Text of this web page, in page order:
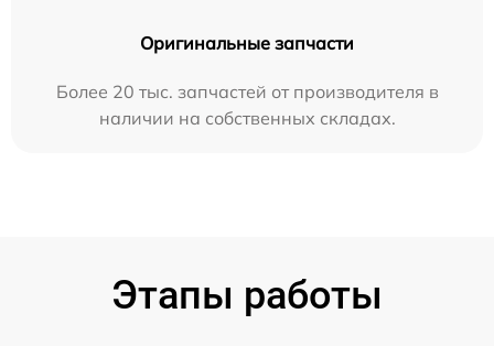
Оригинальные запчасти
Более 20 тыс. запчастей от производителя в
наличии на собственных складах.
Этапы работы